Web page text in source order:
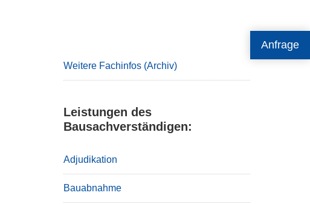
Anfrage
Weitere Fachinfos (Archiv)
Leistungen des
Bausachverständigen:
Adjudikation
Bauabnahme